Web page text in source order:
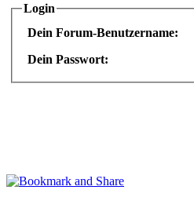
Login
Dein Forum-Benutzername:
Dein Passwort: